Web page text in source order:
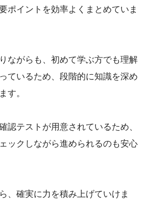
ポイントを効率よくまとめていま
ながらも、初めて学ぶ方でも理解
ているため、段階的に知識を深め
す。
認テストが用意されているため、
ックしながら進められるのも安心
、確実に力を積み上げていけま